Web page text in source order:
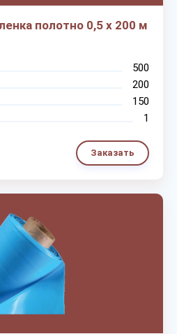
полотно 0,5 х 200 м
500
200
150
1
Заказать